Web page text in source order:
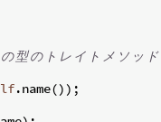
の型の ト レ イ ト メ ソ ッ ド
.name()) ;